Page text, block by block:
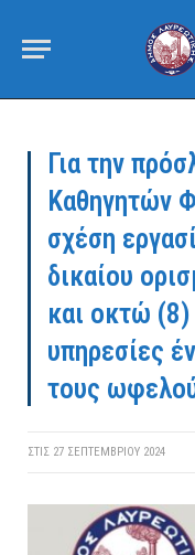
Για την
Καθηγητών
σχέση
δικαίου
και οκτώ (8)
υπηρεσίες
τους
ΣΤΙΣ 27 ΣΕΠΤΕΜΒΡΊΟΥ 2024